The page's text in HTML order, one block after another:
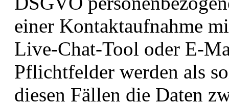
einer Kontaktaufnahme
Live-Chat-Tool oder E-
Pflichtfelder werden als
diesen Fällen die Daten